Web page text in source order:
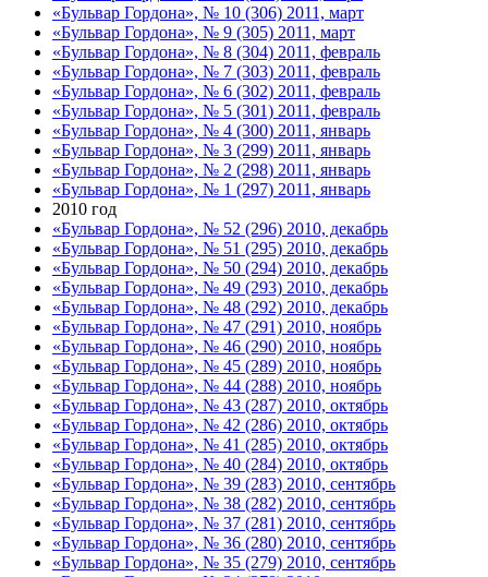
«Бульвар Гордона», № 10 (306) 2011, март
«Бульвар Гордона», № 9 (305) 2011, март
«Бульвар Гордона», № 8 (304) 2011, февраль
«Бульвар Гордона», № 7 (303) 2011, февраль
«Бульвар Гордона», № 6 (302) 2011, февраль
«Бульвар Гордона», № 5 (301) 2011, февраль
«Бульвар Гордона», № 4 (300) 2011, январь
«Бульвар Гордона», № 3 (299) 2011, январь
«Бульвар Гордона», № 2 (298) 2011, январь
«Бульвар Гордона», № 1 (297) 2011, январь
2010 год
«Бульвар Гордона», № 52 (296) 2010, декабрь
«Бульвар Гордона», № 51 (295) 2010, декабрь
«Бульвар Гордона», № 50 (294) 2010, декабрь
«Бульвар Гордона», № 49 (293) 2010, декабрь
«Бульвар Гордона», № 48 (292) 2010, декабрь
«Бульвар Гордона», № 47 (291) 2010, ноябрь
«Бульвар Гордона», № 46 (290) 2010, ноябрь
«Бульвар Гордона», № 45 (289) 2010, ноябрь
«Бульвар Гордона», № 44 (288) 2010, ноябрь
«Бульвар Гордона», № 43 (287) 2010, октябрь
«Бульвар Гордона», № 42 (286) 2010, октябрь
«Бульвар Гордона», № 41 (285) 2010, октябрь
«Бульвар Гордона», № 40 (284) 2010, октябрь
«Бульвар Гордона», № 39 (283) 2010, сентябрь
«Бульвар Гордона», № 38 (282) 2010, сентябрь
«Бульвар Гордона», № 37 (281) 2010, сентябрь
«Бульвар Гордона», № 36 (280) 2010, сентябрь
«Бульвар Гордона», № 35 (279) 2010, сентябрь